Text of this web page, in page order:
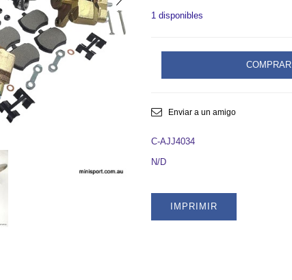
1 disponibles
COMPRAR
Enviar a un amigo
C-AJJ4034
N/D
IMPRIMIR